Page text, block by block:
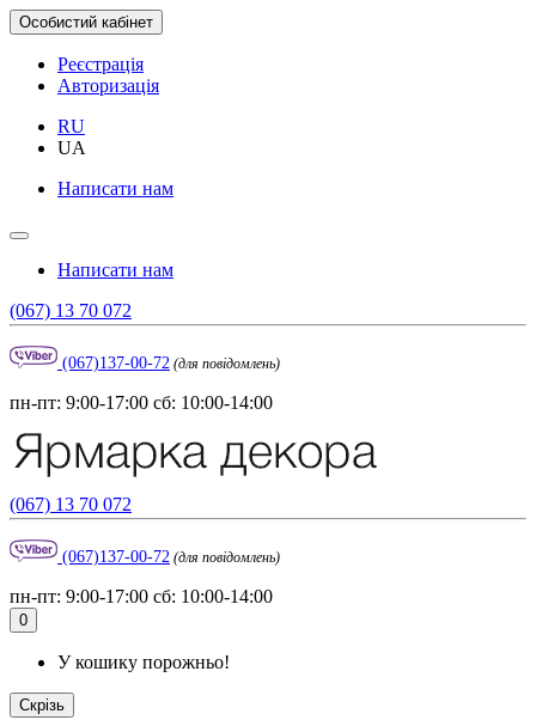
Особистий кабінет
Реєстрація
Авторизація
RU
UA
Написати нам
Написати нам
(067) 13 70 072
(067)137-00-72 (для повідомлень)
пн-пт: 9:00-17:00 сб: 10:00-14:00
(067) 13 70 072
(067)137-00-72 (для повідомлень)
пн-пт: 9:00-17:00 сб: 10:00-14:00
0
У кошику порожньо!
Скрізь